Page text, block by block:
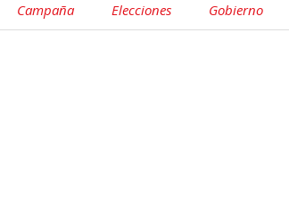
Campaña Elecciones Gobierno